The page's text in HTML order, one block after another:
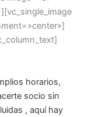
horarios,
socio sin
, aquí hay